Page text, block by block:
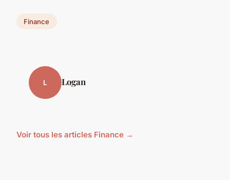
Finance
L Logan
Voir tous les articles Finance →